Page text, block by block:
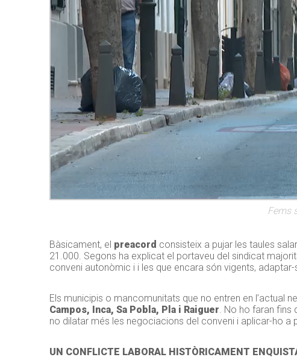
Fems
Bàsicament, el preacord consisteix a pujar les taules
21.000. Segons ha explicat el portaveu del sindicat
conveni autonòmic i i les que encara són vigents,
Els municipis o mancomunitats que no entren en l’actual
Campos, Inca, Sa Pobla, Pla i Raiguer. No ho faran fins
no dilatar més les negociacions del conveni i aplicar-ho a
UN CONFLICTE LABORAL HISTÒRICAMENT